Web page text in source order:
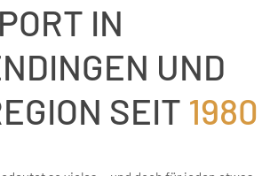
IN
UND
SEIT 1980